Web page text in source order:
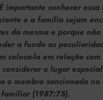
importante conhecer
e a família sejam
da mesma e porque não
a fundo as
coloca-la em relação
considerar o lugar
o membro sancionado no
(1987:75).